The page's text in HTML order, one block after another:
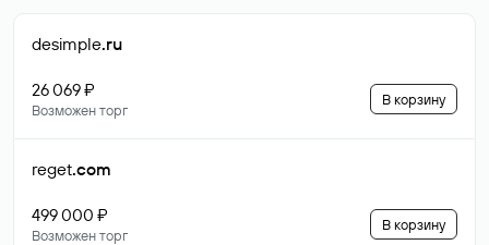
desimple.ru
26 069 ₽
Возможен торг
В корзину
reget.com
499 000 ₽
Возможен торг
В корзину